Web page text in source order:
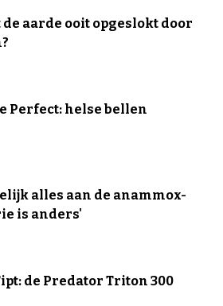
aarde ooit opgeslokt door
Perfect: helse bellen
alles aan de anammox-
is anders'
de Predator Triton 300